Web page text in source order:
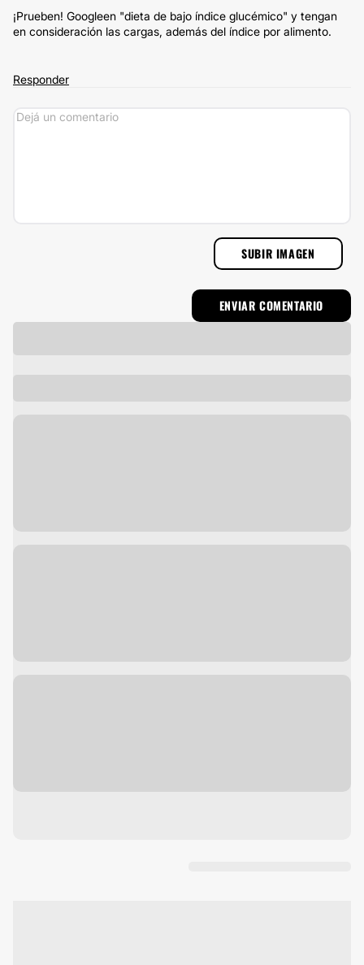
¡Prueben! Googleen "dieta de bajo índice glucémico" y tengan
en consideración las cargas, además del índice por alimento.
Responder
SUBIR IMAGEN